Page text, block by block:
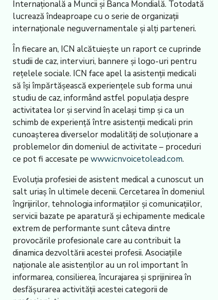
Internațională a Muncii și Banca Mondială. Totodată
lucrează îndeaproape cu o serie de organizații
internaționale neguvernamentale și alți parteneri.
În fiecare an, ICN alcătuiește un raport ce cuprinde
studii de caz, interviuri, bannere și logo-uri pentru
rețelele sociale. ICN face apel la asistenții medicali
să își împărtășească experiențele sub forma unui
studiu de caz, informând astfel populația despre
activitatea lor și servind în același timp și ca un
schimb de experiență între asistenții medicali prin
cunoașterea diverselor modalități de soluționare a
problemelor din domeniul de activitate – proceduri
ce pot fi accesate pe www.icnvoicetolead.com.
Evoluția profesiei de asistent medical a cunoscut un
salt uriaș în ultimele decenii. Cercetarea în domeniul
îngrijirilor, tehnologia informațiilor și comunicațiilor,
servicii bazate pe aparatură și echipamente medicale
extrem de performante sunt câteva dintre
provocările profesionale care au contribuit la
dinamica dezvoltării acestei profesii. Asociațiile
naționale ale asistenților au un rol important în
informarea, consilierea, încurajarea și sprijinirea în
desfășurarea activității acestei categorii de